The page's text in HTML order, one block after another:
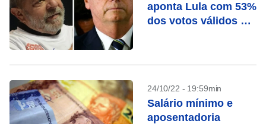
aponta Lula com 53%
dos votos válidos e
24/10/22 - 19:59min
Salário mínimo e
aposentadoria